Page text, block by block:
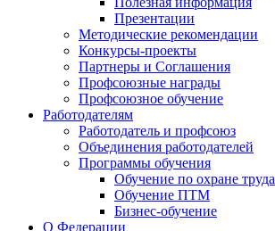
Презентации
Методические рекомендации
Конкурсы-проекты
Партнеры и Соглашения
Профсоюзные награды
Профсоюзное обучение
Работодателям
Работодатель и профсоюз
Объединения работодателей
Программы обучения
Обучение по охране труда
Обучение ПТМ
Бизнес-обучение
О Федерации